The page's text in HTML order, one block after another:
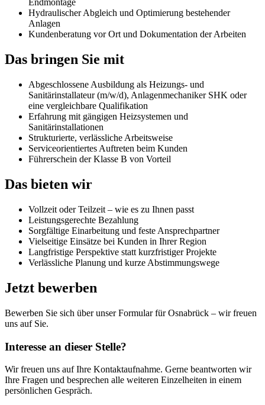
Endmontage
Hydraulischer Abgleich und Optimierung bestehender
Anlagen
Kundenberatung vor Ort und Dokumentation der Arbeiten
Das bringen Sie mit
Abgeschlossene Ausbildung als Heizungs- und
Sanitärinstallateur (m/w/d), Anlagenmechaniker SHK oder
eine vergleichbare Qualifikation
Erfahrung mit gängigen Heizsystemen und
Sanitärinstallationen
Strukturierte, verlässliche Arbeitsweise
Serviceorientiertes Auftreten beim Kunden
Führerschein der Klasse B von Vorteil
Das bieten wir
Vollzeit oder Teilzeit – wie es zu Ihnen passt
Leistungsgerechte Bezahlung
Sorgfältige Einarbeitung und feste Ansprechpartner
Vielseitige Einsätze bei Kunden in Ihrer Region
Langfristige Perspektive statt kurzfristiger Projekte
Verlässliche Planung und kurze Abstimmungswege
Jetzt bewerben
Bewerben Sie sich über unser Formular für Osnabrück – wir freuen
uns auf Sie.
Interesse an dieser Stelle?
Wir freuen uns auf Ihre Kontaktaufnahme. Gerne beantworten wir
Ihre Fragen und besprechen alle weiteren Einzelheiten in einem
persönlichen Gespräch.